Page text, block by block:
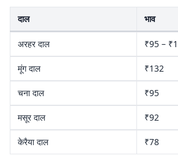
दाल भाव
अरहर दाल ₹95 –
मूंग दाल ₹132
चना दाल ₹95
मसूर दाल ₹92
केरैया दाल ₹78